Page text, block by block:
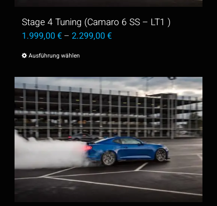
Stage 4 Tuning (Camaro 6 SS – LT1 )
1.999,00€– 2.299,00€
Ausführung wählen
Produkt
weist
mehrere
Varianten
auf.
Die
Optionen
können